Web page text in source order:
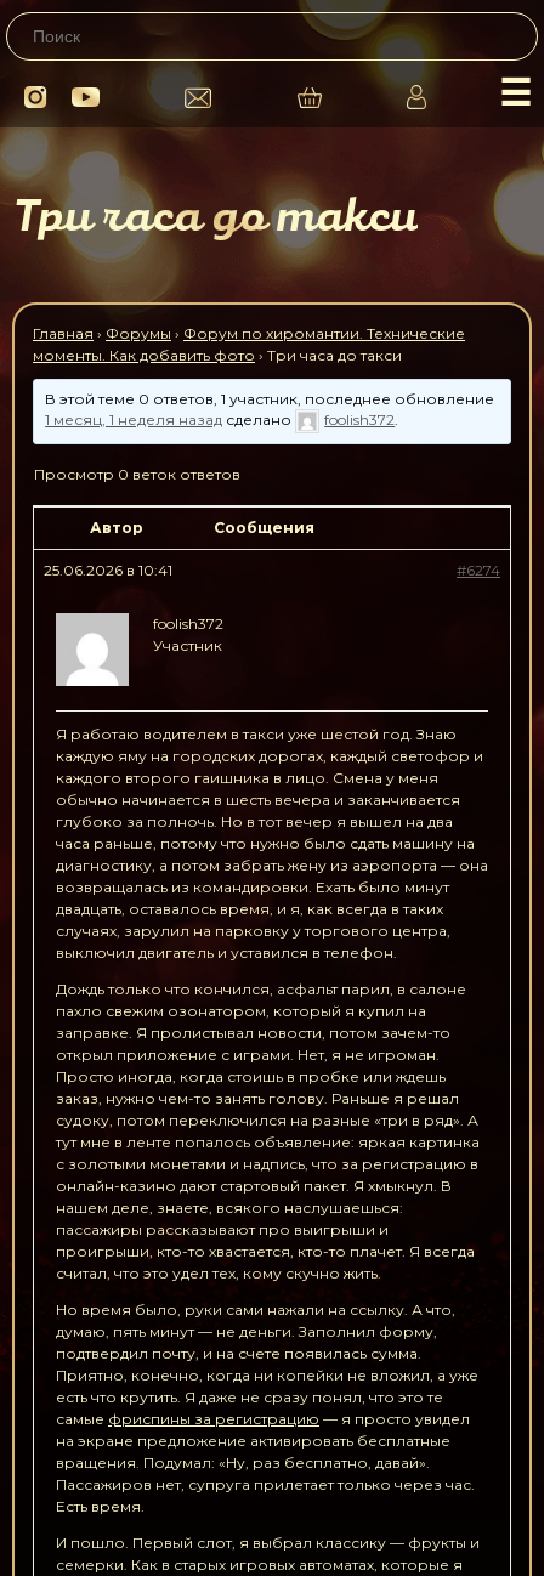
☰
Три часа до такси
Главная › Форумы › Форум по хиромантии. Технические
моменты. Как добавить фото › Три часа до такси
В этой теме 0 ответов, 1 участник, последнее обновление
1 месяц, 1 неделя назад сделано foolish372.
Просмотр 0 веток ответов
Автор Сообщения
25.06.2026 в 10:41 #6274
foolish372
Участник
Я работаю водителем в такси уже шестой год. Знаю
каждую яму на городских дорогах, каждый светофор и
каждого второго гаишника в лицо. Смена у меня
обычно начинается в шесть вечера и заканчивается
глубоко за полночь. Но в тот вечер я вышел на два
часа раньше, потому что нужно было сдать машину на
диагностику, а потом забрать жену из аэропорта — она
возвращалась из командировки. Ехать было минут
двадцать, оставалось время, и я, как всегда в таких
случаях, зарулил на парковку у торгового центра,
выключил двигатель и уставился в телефон.
Дождь только что кончился, асфальт парил, в салоне
пахло свежим озонатором, который я купил на
заправке. Я пролистывал новости, потом зачем-то
открыл приложение с играми. Нет, я не игроман.
Просто иногда, когда стоишь в пробке или ждешь
заказ, нужно чем-то занять голову. Раньше я решал
судоку, потом переключился на разные «три в ряд». А
тут мне в ленте попалось объявление: яркая картинка
с золотыми монетами и надпись, что за регистрацию в
онлайн-казино дают стартовый пакет. Я хмыкнул. В
нашем деле, знаете, всякого наслушаешься:
пассажиры рассказывают про выигрыши и
проигрыши, кто-то хвастается, кто-то плачет. Я всегда
считал, что это удел тех, кому скучно жить.
Но время было, руки сами нажали на ссылку. А что,
думаю, пять минут — не деньги. Заполнил форму,
подтвердил почту, и на счете появилась сумма.
Приятно, конечно, когда ни копейки не вложил, а уже
есть что крутить. Я даже не сразу понял, что это те
самые фриспины за регистрацию — я просто увидел
на экране предложение активировать бесплатные
вращения. Подумал: «Ну, раз бесплатно, давай».
Пассажиров нет, супруга прилетает только через час.
Есть время.
И пошло. Первый слот, я выбрал классику — фрукты и
семерки. Как в старых игровых автоматах, которые я